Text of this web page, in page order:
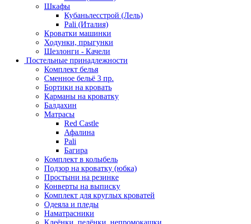
Шкафы
Кубаньлесстрой (Лель)
Pali (Италия)
Кроватки машинки
Ходунки, прыгунки
Шезлонги - Качели
Постельные принадлежности
Комплект белья
Сменное бельё 3 пр.
Бортики на кровать
Карманы на кроватку
Балдахин
Матрасы
Red Castle
Афалина
Pali
Багира
Комплект в колыбель
Подзор на кроватку (юбка)
Простыни на резинке
Конверты на выписку
Комплект для круглых кроватей
Одеяла и пледы
Наматрасники
Клеёнки, пелёнки, непромокашки.